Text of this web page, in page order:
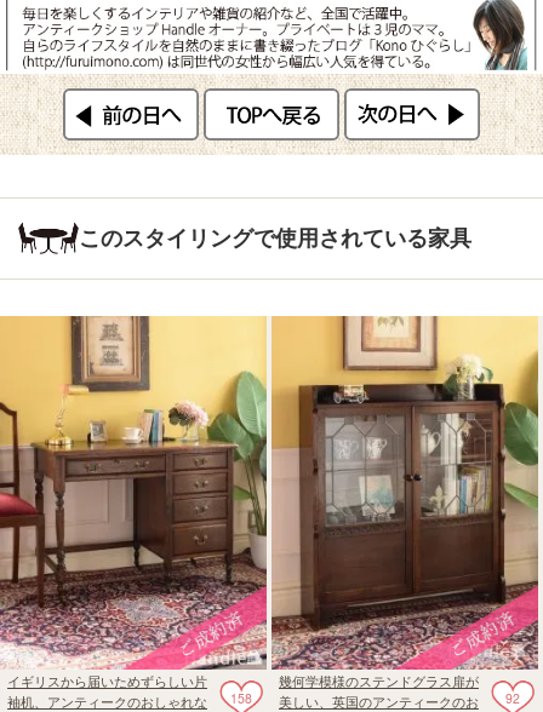
このスタイリングで使用されている家具
158
イギリスから届いためずらしい片
袖机、アンティークのおしゃれな
92
幾何学模様のステンドグラス扉が
美しい、英国のアンティークのお